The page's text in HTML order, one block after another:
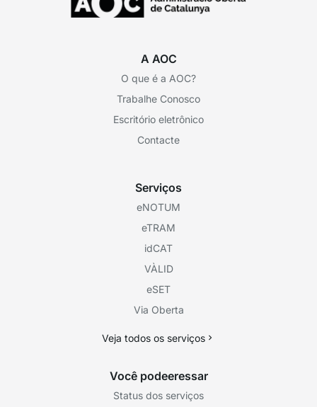
A AOC
O que é a AOC?
Trabalhe Conosco
Escritório eletrônico
Contacte
Serviços
eNOTUM
eTRAM
idCAT
VÀLID
eSET
Via Oberta
Veja todos os serviços
Você podeeressar
Status dos serviços